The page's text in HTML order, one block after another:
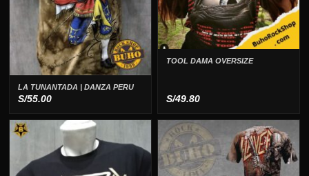
LA TUNANTADA | DANZA PERU
S/55.00
TOOL DAMA OVERSIZE
S/49.80